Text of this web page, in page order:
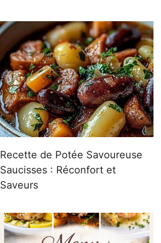
Recette de Potée Savoureuse
Saucisses : Réconfort et
Saveurs